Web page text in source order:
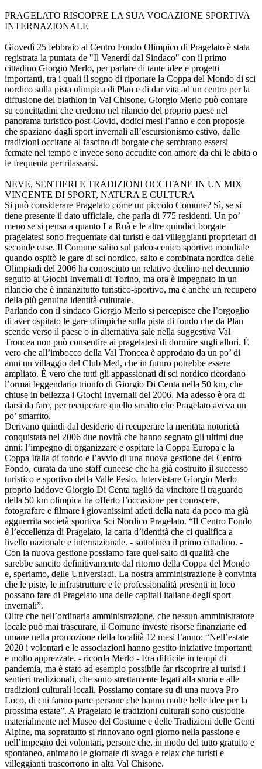
PRAGELATO RISCOPRE LA SUA VOCAZIONE SPORTIVA
INTERNAZIONALE
Giovedì 25 febbraio al Centro Fondo Olimpico di Pragelato è stata
registrata la puntata de "Il Venerdì dal Sindaco" con il primo
cittadino Giorgio Merlo, per parlare di tante idee e progetti
importanti, tra i quali il sogno di riportare la Coppa del Mondo di sci
nordico sulla pista olimpica di Plan e di dar vita ad un centro per la
diffusione del biathlon in Val Chisone. Giorgio Merlo può contare
su concittadini che credono nel rilancio del proprio paese nel
panorama turistico post-Covid, dodici mesi l’anno e con proposte
che spaziano dagli sport invernali all’escursionismo estivo, dalle
tradizioni occitane al fascino di borgate che sembrano essersi
fermate nel tempo e invece sono accudite con amore da chi le abita o
le frequenta per rilassarsi.
NEVE, SENTIERI E TRADIZIONI OCCITANE IN UN MIX
VINCENTE DI SPORT, NATURA E CULTURA
Si può considerare Pragelato come un piccolo Comune? Sì, se si
tiene presente il dato ufficiale, che parla di 775 residenti. Un po’
meno se si pensa a quanto La Ruà e le altre quindici borgate
pragelatesi sono frequentate dai turisti e dai villeggianti proprietari di
seconde case. Il Comune salito sul palcoscenico sportivo mondiale
quando ospitò le gare di sci nordico, salto e combinata nordica delle
Olimpiadi del 2006 ha conosciuto un relativo declino nel decennio
seguito ai Giochi Invernali di Torino, ma ora è impegnato in un
rilancio che è innanzitutto turistico-sportivo, ma è anche un recupero
della più genuina identità culturale.
Parlando con il sindaco Giorgio Merlo si percepisce che l’orgoglio
di aver ospitato le gare olimpiche sulla pista di fondo che da Plan
scende verso il paese o in alternativa sale nella suggestiva Val
Troncea non può consentire ai pragelatesi di dormire sugli allori. È
vero che all’imbocco della Val Troncea è approdato da un po’ di
anni un villaggio del Club Med, che in futuro potrebbe essere
ampliato. È vero che tutti gli appassionati di sci nordico ricordano
l’ormai leggendario trionfo di Giorgio Di Centa nella 50 km, che
chiuse in bellezza i Giochi Invernali del 2006. Ma adesso è ora di
darsi da fare, per recuperare quello smalto che Pragelato aveva un
po’ smarrito.
Derivano quindi dal desiderio di recuperare la meritata notorietà
conquistata nel 2006 due novità che hanno segnato gli ultimi due
anni: l’impegno di organizzare e ospitare la Coppa Europa e la
Coppa Italia di fondo e l’avvio di una nuova gestione del Centro
Fondo, curata da uno staff cuneese che ha già costruito il successo
turistico e sportivo della Valle Pesio. Intervistare Giorgio Merlo
proprio laddove Giorgio Di Centa tagliò da vincitore il traguardo
della 50 km olimpica ha offerto l’occasione per conoscere,
fotografare e filmare i giovanissimi atleti della nata da poco ma già
agguerrita società sportiva Sci Nordico Pragelato. “Il Centro Fondo
è l’eccellenza di Pragelato, la carta d’identità che ci qualifica a
livello nazionale e internazionale. - sottolinea il primo cittadino. -
Con la nuova gestione possiamo fare quel salto di qualità che
sarebbe sancito definitivamente dal ritorno della Coppa del Mondo
e, speriamo, delle Universiadi. La nostra amministrazione è convinta
che le piste, le infrastrutture e le professionalità presenti in loco
possano fare di Pragelato una delle capitali italiane degli sport
invernali”.
Oltre che nell’ordinaria amministrazione, che nessun amministratore
locale può mai trascurare, il Comune investe risorse finanziarie ed
umane nella promozione della località 12 mesi l’anno: “Nell’estate
2020 i volontari e le associazioni hanno gestito iniziative importanti
e molto apprezzate. - ricorda Merlo - Era difficile in tempi di
pandemia, ma è stato ad esempio possibile far riscoprire ai turisti i
sentieri tradizionali, che sono strettamente legati alla storia e alle
tradizioni culturali locali. Possiamo contare su di una nuova Pro
Loco, di cui fanno parte persone che hanno molte belle idee per la
prossima estate”. A Pragelato le tradizioni culturali sono custodite
materialmente nel Museo del Costume e delle Tradizioni delle Genti
Alpine, ma soprattutto si rinnovano ogni giorno nella passione e
nell’impegno dei volontari, persone che, in modo del tutto gratuito e
spontaneo, animano le giornate di svago e relax che turisti e
villeggianti trascorrono in alta Val Chisone.